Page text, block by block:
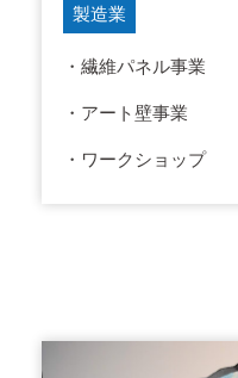
製造業
・繊維パネル事業
・アート壁事業
・ワークショップ